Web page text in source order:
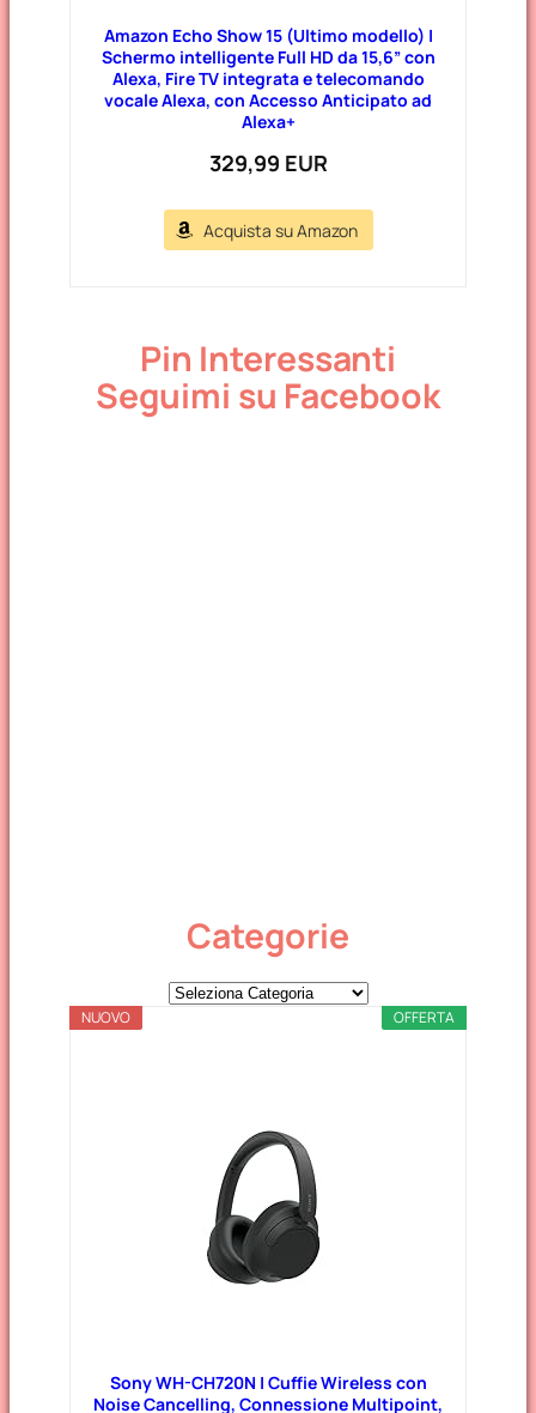
Amazon Echo Show 15 (Ultimo modello) |
Schermo intelligente Full HD da 15,6” con
Alexa, Fire TV integrata e telecomando
vocale Alexa, con Accesso Anticipato ad
Alexa+
329,99 EUR
Acquista su Amazon
Pin Interessanti
Seguimi su Facebook
Categorie
C
OFFERTA
NUOVO
Sony WH-CH720N | Cuffie Wireless con
Noise Cancelling, Connessione Multipoint,